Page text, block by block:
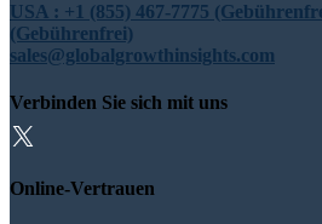
USA : +1 (855) 467-7775
(Gebührenfrei)
sales@globalgrowthinsights.com
Verbinden Sie sich mit uns
Online-Vertrauen